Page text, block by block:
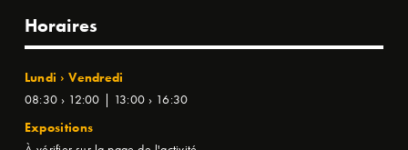
Horaires
Lundi › Vendredi
08:30 › 12:00 | 13:00 › 16:30
Expositions